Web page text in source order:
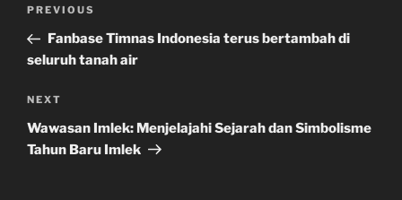
Previous
Post
PREVIOUS
Fanbase Timnas Indonesia terus bertambah di
seluruh tanah air
Next
Post
NEXT
Wawasan Imlek: Menjelajahi Sejarah dan Simbolisme
Tahun Baru Imlek